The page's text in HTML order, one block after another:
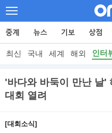
최신 국내 세계 해외 인터
'바다와 바둑이 만난 날'
대회 열려
[대회소식]